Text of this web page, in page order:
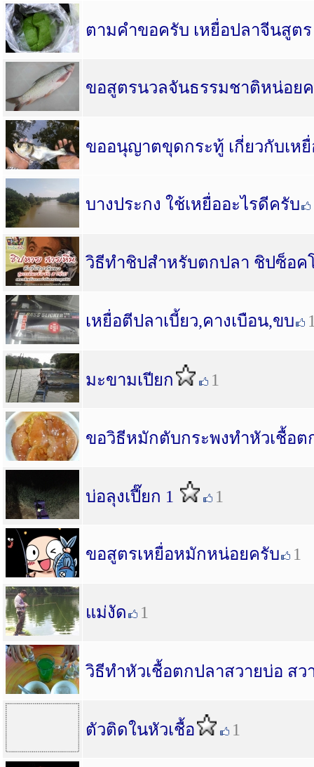
ตามคำขอครับ เหยื่อปลาจีนสูตร
ขอสูตรนวลจันธรรมชาติหน่อย
ขออนุญาตขุดกระทู้ เกี่ยวกับเห
บางประกง ใช้เหยื่ออะไรดีครับ
วิธีทำชิปสำหรับตกปลา ชิปซ็อค
เหยื่อตีปลาเบี้ยว,คางเบือน,ขบ
มะขามเปียก 1
ขอวิธีหมักตับกระพงทำหัวเชื้อต
บ่อลุงเปี๊ยก 1 1
ขอสูตรเหยื่อหมักหน่อยครับ 1
แม่งัด 1
วิธีทำหัวเชื้อตกปลาสวายบ่อ สว
ตัวติดในหัวเชื้อ 1